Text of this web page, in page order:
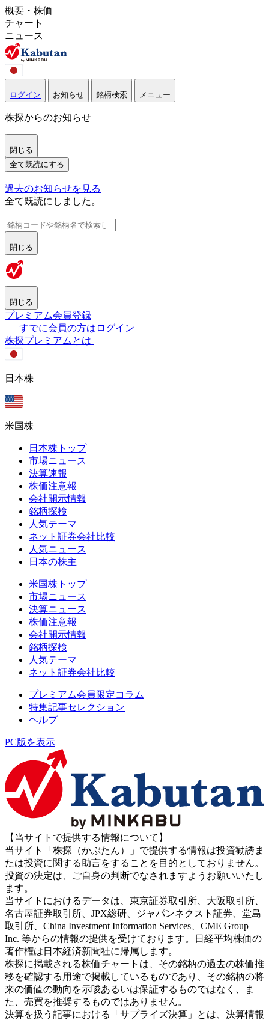
概要・株価
チャート
ニュース
ログイン お知らせ 銘柄検索 メニュー
株探からのお知らせ
閉じる
全て既読にする
過去のお知らせを見る
全て既読にしました。
閉じる
閉じる
プレミアム会員登録
すでに会員の方はログイン
株探プレミアムとは
日本株
米国株
日本株トップ
市場ニュース
決算速報
株価注意報
会社開示情報
銘柄探検
人気テーマ
ネット証券会社比較
人気ニュース
日本の株主
米国株トップ
市場ニュース
決算ニュース
株価注意報
会社開示情報
銘柄探検
人気テーマ
ネット証券会社比較
プレミアム会員限定コラム
特集記事セレクション
ヘルプ
PC版を表示
【当サイトで提供する情報について】
当サイト「株探（かぶたん）」で提供する情報は投資勧誘ま
たは投資に関する助言をすることを目的としておりません。
投資の決定は、ご自身の判断でなされますようお願いいたし
ます。
当サイトにおけるデータは、東京証券取引所、大阪取引所、
名古屋証券取引所、JPX総研、ジャパンネクスト証券、堂島
取引所、China Investment Information Services、CME Group
Inc. 等からの情報の提供を受けております。日経平均株価の
著作権は日本経済新聞社に帰属します。
株探に掲載される株価チャートは、その銘柄の過去の株価推
移を確認する用途で掲載しているものであり、その銘柄の将
来の価値の動向を示唆あるいは保証するものではなく、ま
た、売買を推奨するものではありません。
決算を扱う記事における「サプライズ決算」とは、決算情報